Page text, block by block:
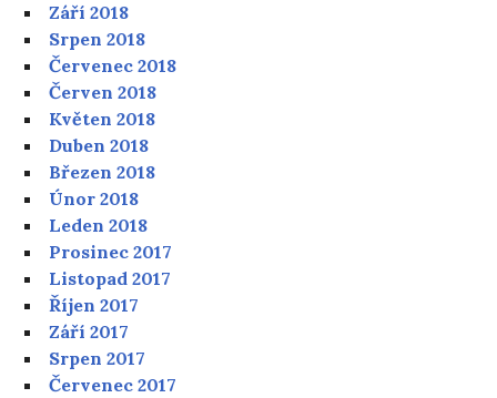
Září 2018
Srpen 2018
Červenec 2018
Červen 2018
Květen 2018
Duben 2018
Březen 2018
Únor 2018
Leden 2018
Prosinec 2017
Listopad 2017
Říjen 2017
Září 2017
Srpen 2017
Červenec 2017